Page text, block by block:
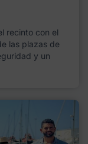
recinto con el
las plazas de
y un